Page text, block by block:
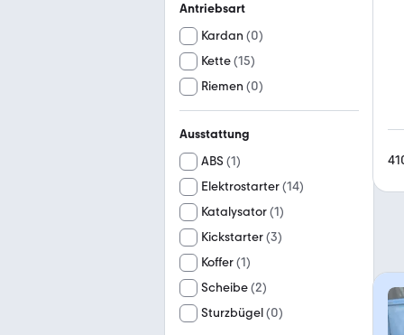
Antriebsart
Kardan (0)
Kette(15)
Riemen (0)
Ausstattung
ABS (1)
Elektrostarter(14)
Katalysator(1)
Kickstarter(3)
Koffer(1)
Scheibe(2)
Sturzbügel(0)